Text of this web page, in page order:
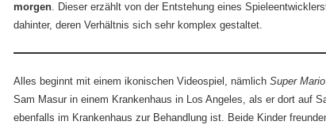
morgen. Dieser erzählt von der Entstehung eines
dahinter, deren Verhältnis sich sehr komplex gestaltet.
Alles beginnt mit einem ikonischen Videospiel, nämlich Super
Sam Masur in einem Krankenhaus in Los Angeles, als er dort auf
ebenfalls im Krankenhaus zur Behandlung ist. Beide Kinder